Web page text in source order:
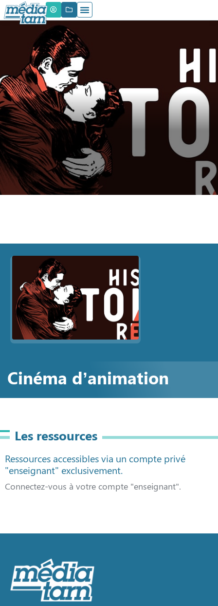
Cinéma d’animation
Les ressources
Ressources accessibles via un compte privé
"enseignant" exclusivement.
Connectez-vous à votre compte "enseignant".